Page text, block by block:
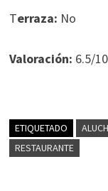
Terraza: No
Valoración: 6.5/10
ETIQUETADO
RESTAURANTE